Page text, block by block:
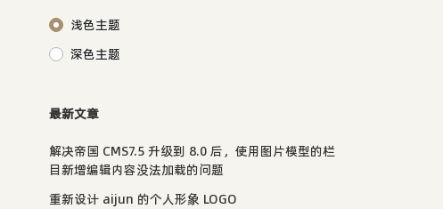
浅色主题
深色主题
最新文章
解决帝国 CMS7.5 升级到 8.0 后，使用图片模型的栏
目新增编辑内容没法加载的问题
重新设计 aijun 的个人形象 LOGO